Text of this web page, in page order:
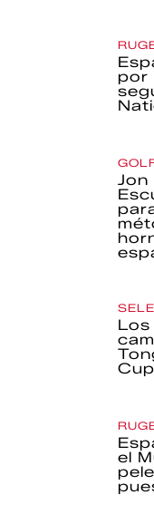
por
Jon
Los
Cup
el